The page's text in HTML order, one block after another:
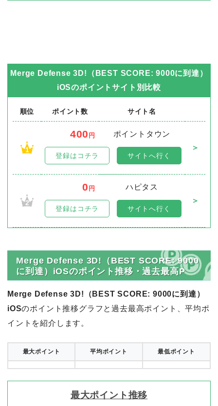
Merge Defense 3D!（BEST SCORE: 9000に到達）
iOSのポイントサイト別比較
順位 ポイント数 サイト名
1
400 円
ポイントタウン
＞
登録はコチラ サイトへ行く
2
0 円
ハピタス
＞
登録はコチラ サイトへ行く
Merge Defense 3D!（BEST SCORE: 9000
に到達）iOSのポイント推移・過去最高P
Merge Defense 3D!（BEST SCORE: 9000に到達）
iOSのポイント推移グラフと過去最高ポイント、平均ポ
イントを紹介します。
最大ポイント 平均ポイント 最低ポイント
最大ポイント推移